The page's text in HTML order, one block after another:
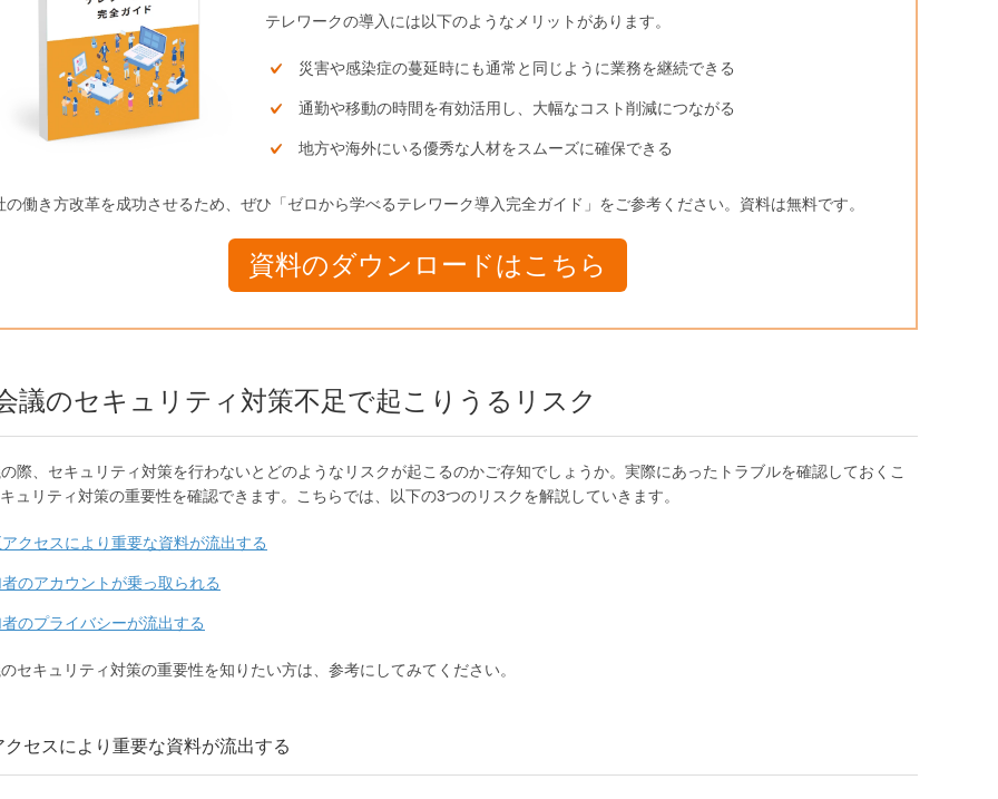
テレワークの導入には以下のようなメリットがあります。
災害や感染症の蔓延時にも通常と同じように業務を継続できる
通勤や移動の時間を有効活用し、大幅なコスト削減につながる
地方や海外にいる優秀な人材をスムーズに確保できる
の働き方改革を成功させるため、ぜひ「ゼロから学べるテレワーク導入完全ガイド」をご参考ください。資料は無料です。
資料のダウンロードはこちら
議のセキュリティ対策不足で起こりうるリスク
際、セキュリティ対策を行わないとどのようなリスクが起こるのかご存知でしょうか。実際にあったトラブルを確認しておくこ
ュリティ対策の重要性を確認できます。こちらでは、以下の3つのリスクを解説していきます。
クセスにより重要な資料が流出する
のアカウントが乗っ取られる
のプライバシーが流出する
セキュリティ対策の重要性を知りたい方は、参考にしてみてください。
クセスにより重要な資料が流出する